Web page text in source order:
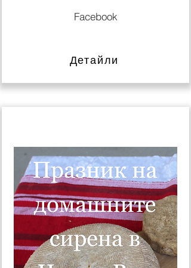
Facebook
Детайли